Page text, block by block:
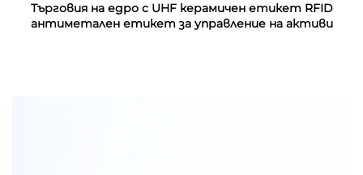
Търговия на едро с UHF керамичен етикет RFID
антиметален етикет за управление на активи